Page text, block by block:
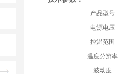
产品型号
电源电压
控温范围
温度分辨率
波动度